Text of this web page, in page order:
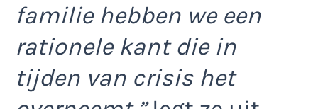
familie hebben we een
rationele kant die in
tijden van crisis het